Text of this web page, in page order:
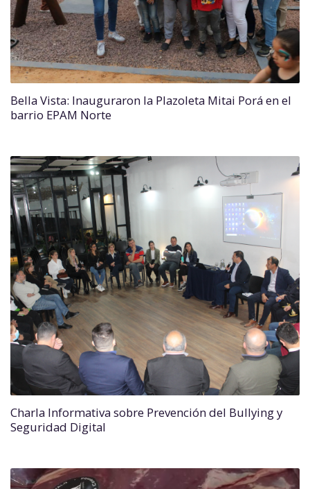
Bella Vista: Inauguraron la Plazoleta Mitai Porá en el
barrio EPAM Norte
Charla Informativa sobre Prevención del Bullying y
Seguridad Digital